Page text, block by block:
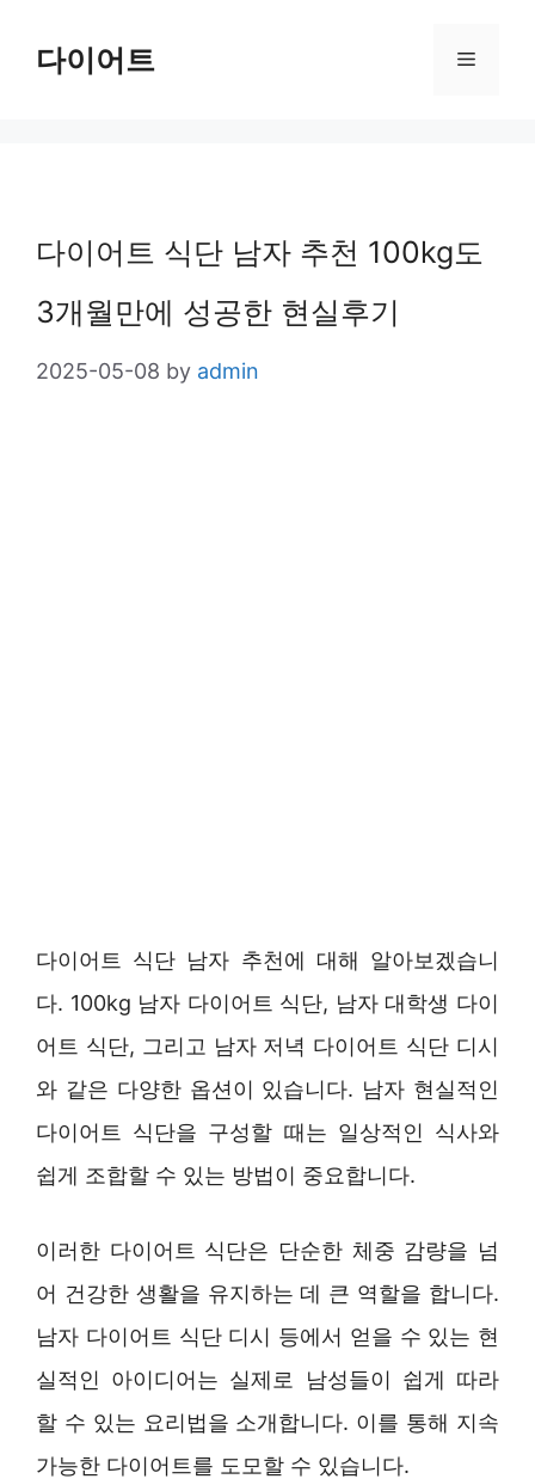
다이어트 Menu
다이어트 식단 남자 추천 100kg도
3개월만에 성공한 현실후기
2025-05-08 by admin
다이어트 식단 남자 추천에 대해 알아보겠습니
다. 100kg 남자 다이어트 식단, 남자 대학생 다이
어트 식단, 그리고 남자 저녁 다이어트 식단 디시
와 같은 다양한 옵션이 있습니다. 남자 현실적인
다이어트 식단을 구성할 때는 일상적인 식사와
쉽게 조합할 수 있는 방법이 중요합니다.
이러한 다이어트 식단은 단순한 체중 감량을 넘
어 건강한 생활을 유지하는 데 큰 역할을 합니다.
남자 다이어트 식단 디시 등에서 얻을 수 있는 현
실적인 아이디어는 실제로 남성들이 쉽게 따라
할 수 있는 요리법을 소개합니다. 이를 통해 지속
가능한 다이어트를 도모할 수 있습니다.